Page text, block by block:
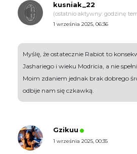
kusniak_22
(ostatnio aktywny: godzinę
1 września 2025, 06:36
Myślę, że ostatecznie Rabiot to
Jashariego i wieku Modricia, a nie
Moim zdaniem jednak brak dobrego
odbije nam się czkawką.
Gzikuu
1 września 2025, 00:35